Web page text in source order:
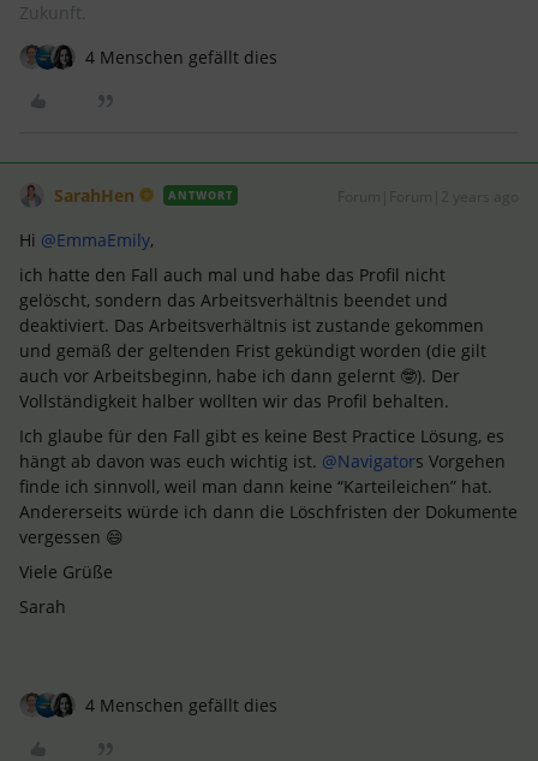
Zukunft.
4 Menschen gefällt dies
SarahHen ANTWORT
Hi @EmmaEmily,
ich hatte den Fall auch mal und habe das Profil nicht
gelöscht, sondern das Arbeitsverhältnis beendet und
deaktiviert. Das Arbeitsverhältnis ist zustande gekommen
und gemäß der geltenden Frist gekündigt worden (die gilt
auch vor Arbeitsbeginn, habe ich dann gelernt 🤓). Der
Vollständigkeit halber wollten wir das Profil behalten.
Ich glaube für den Fall gibt es keine Best Practice Lösung, es
hängt ab davon was euch wichtig ist. @Navigators Vorgehen
finde ich sinnvoll, weil man dann keine “Karteileichen” hat.
Andererseits würde ich dann die Löschfristen der Dokumente
vergessen 😄
Viele Grüße
Sarah
4 Menschen gefällt dies